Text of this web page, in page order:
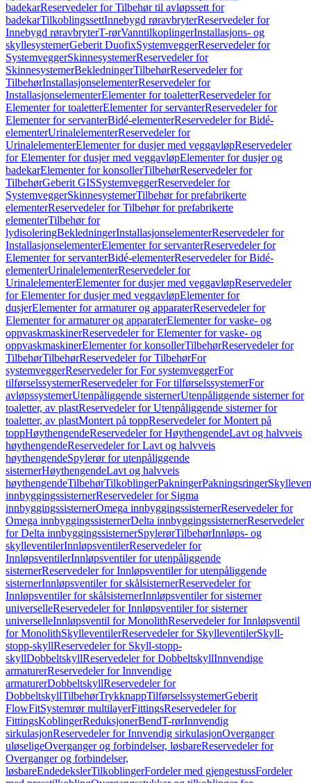
badekarReservedeler for Tilbehør til avløpssett for
badekarTilkoblingssettInnebygd røravbryterReservedeler for
Innebygd røravbryterT-rørVanntilkoplingerInstallasjons- og
skyllesystemerGeberit DuofixSystemveggerReservedeler for
SystemveggerSkinnesystemerReservedeler for
SkinnesystemerBekledningerTilbehørReservedeler for
TilbehørInstallasjonselementerReservedeler for
InstallasjonselementerElementer for toaletterReservedeler for
Elementer for toaletterElementer for servanterReservedeler for
Elementer for servanterBidé-elementerReservedeler for Bidé-
elementerUrinalelementerReservedeler for
UrinalelementerElementer for dusjer med veggavløpReservedeler
for Elementer for dusjer med veggavløpElementer for dusjer og
badekarElementer for konsollerTilbehørReservedeler for
TilbehørGeberit GISSystemveggerReservedeler for
SystemveggerSkinnesystemerTilbehør for prefabrikerte
elementerReservedeler for Tilbehør for prefabrikerte
elementerTilbehør for
lydisoleringBekledningerInstallasjonselementerReservedeler for
InstallasjonselementerElementer for servanterReservedeler for
Elementer for servanterBidé-elementerReservedeler for Bidé-
elementerUrinalelementerReservedeler for
UrinalelementerElementer for dusjer med veggavløpReservedeler
for Elementer for dusjer med veggavløpElementer for
dusjerElementer for armaturer og apparaterReservedeler for
Elementer for armaturer og apparaterElementer for vaske- og
oppvaskmaskinerReservedeler for Elementer for vaske- og
oppvaskmaskinerElementer for konsollerTilbehørReservedeler for
TilbehørTilbehørReservedeler for TilbehørFor
systemveggerReservedeler for For systemveggerFor
tilførselssystemerReservedeler for For tilførselssystemerFor
avløpssystemerUtenpåliggende sisternerUtenpåliggende sisterner for
toaletter, av plastReservedeler for Utenpåliggende sisterner for
toaletter, av plastMontert på toppReservedeler for Montert på
toppHøythengendeReservedeler for HøythengendeLavt og halvveis
høythengendeReservedeler for Lavt og halvveis
høythengendeSpylerør for utenpåliggende
sisternerHøythengendeLavt og halvveis
høythengendeTilbehørTilkoblingerPakningerPakningsringer
innbyggingssisternerReservedeler for Sigma
innbyggingssisternerOmega innbyggingssisternerReservedeler for
Omega innbyggingssisternerDelta innbyggingssisternerReservedeler
for Delta innbyggingssisternerSpylerørTilbehørInnløps- og
skylleventilerInnløpsventilerReservedeler for
InnløpsventilerInnløpsventiler for utenpåliggende
sisternerReservedeler for Innløpsventiler for utenpåliggende
sisternerInnløpsventiler for skålsisternerReservedeler for
Innløpsventiler for skålsisternerInnløpsventiler for sisterner
universelleReservedeler for Innløpsventiler for sisterner
universelleInnløpsventil for MonolithReservedeler for Innløpsventil
for MonolithSkylleventilerReservedeler for SkylleventilerSkyll-
stopp-skyllReservedeler for Skyll-stopp-
skyllDobbeltskyllReservedeler for DobbeltskyllInnvendige
armaturerReservedeler for Innvendige
armaturerDobbeltskyllReservedeler for
DobbeltskyllTilbehørTrykknappTilførselssystemerGeberit
FlowFitSystemrør multilayerFittingsReservedeler for
FittingsKoblingerReduksjonerBendT-rørInnvendig
sirkulasjonReservedeler for Innvendig sirkulasjonOverganger
uløseligeOverganger og forbindelser, løsbareReservedeler for
Overganger og forbindelser,
løsbareEndedekslerTilkoblingerFordeler med gjengestussFordeler